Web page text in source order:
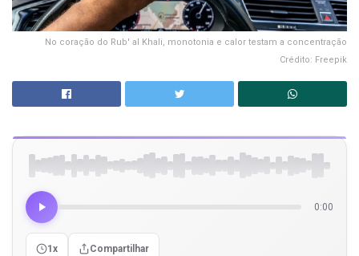
No coração do Rub' al Khali, monotonia e calor testam a concentração
Crédito: Freepik
0:00
1x Compartilhar